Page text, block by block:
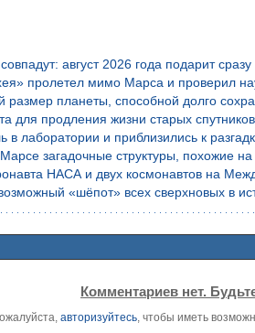
август 2026 года подарит
пролетел мимо Марса и проверил
планеты, способной долго
для продления жизни старых спутников
лаборатории и приблизились к
загадочные структуры, похожие
НАСА и двух космонавтов на
«шёпот» всех сверхновых в
Комментариев нет.
авторизуйтесь , чтобы иметь